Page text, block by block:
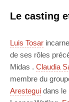
Le casting
Luis Tosar
de ses rôles
Midas . Claudia
membre du
Arestegui dans le